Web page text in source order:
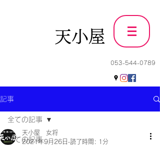
天小屋
053-544-0789
記事
全ての記事
全ての記事
天小屋 女将
2021年9月26日 読了時間: 1分